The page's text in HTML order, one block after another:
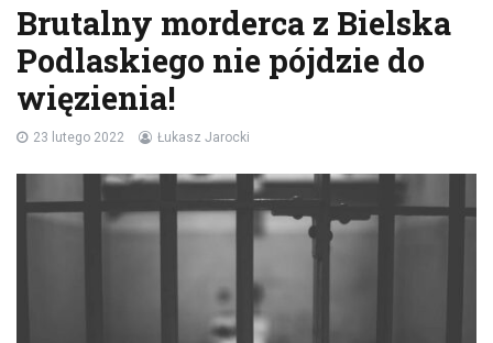
Brutalny morderca z Bielska
Podlaskiego nie pójdzie do
więzienia!
23 lutego 2022 Łukasz Jarocki